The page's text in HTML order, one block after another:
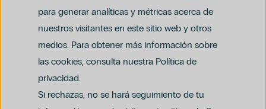
para generar analíticas y métricas acerca de
nuestros visitantes en este sitio web y otros
medios. Para obtener más información sobre
las cookies, consulta nuestra Política de
privacidad.
Si rechazas, no se hará seguimiento de tu
Política de privacidad y protección de datos
Política del canal ético (PDF)
Política de compliance penal (PDF)